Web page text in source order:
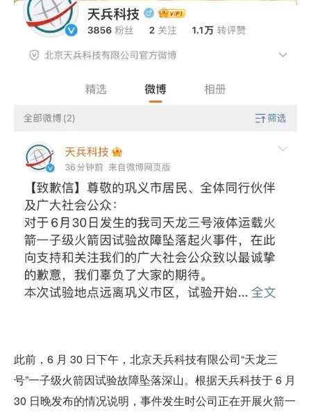
此前，6 月 30 日下午，北京天兵科技有限公司“天龙三
号”一子级火箭因试验故障坠落深山。根据天兵科技于 6 月
30 日晚发布的情况说明，事件发生时公司正在开展火箭一